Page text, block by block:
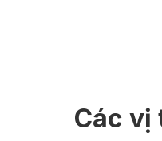
Các vị